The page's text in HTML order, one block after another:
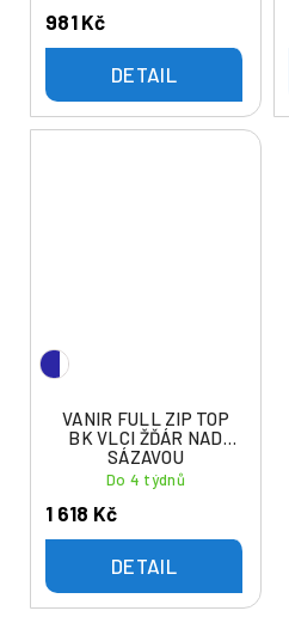
981 Kč
DETAIL
VANIR FULL ZIP TOP
BK VLCI ŽĎÁR NAD
SÁZAVOU
Do 4 týdnů
1 618 Kč
DETAIL